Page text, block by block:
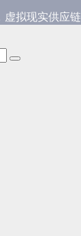
虚拟现实供应链